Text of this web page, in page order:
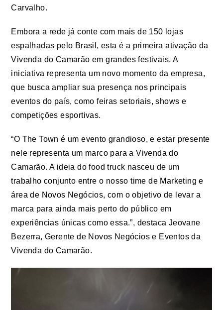
Carvalho.
Embora a rede já conte com mais de 150 lojas
espalhadas pelo Brasil, esta é a primeira ativação da
Vivenda do Camarão em grandes festivais. A
iniciativa representa um novo momento da empresa,
que busca ampliar sua presença nos principais
eventos do país, como feiras setoriais, shows e
competições esportivas.
“O The Town é um evento grandioso, e estar presente
nele representa um marco para a Vivenda do
Camarão. A ideia do food truck nasceu de um
trabalho conjunto entre o nosso time de Marketing e
área de Novos Negócios, com o objetivo de levar a
marca para ainda mais perto do público em
experiências únicas como essa.”, destaca Jeovane
Bezerra, Gerente de Novos Negócios e Eventos da
Vivenda do Camarão.